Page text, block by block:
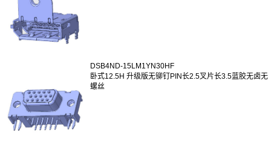
DSB4ND-15LM1YN30HF
卧式12.5H 升级版无铆钉PIN长2.5叉片长3.5蓝胶无卤无
螺丝